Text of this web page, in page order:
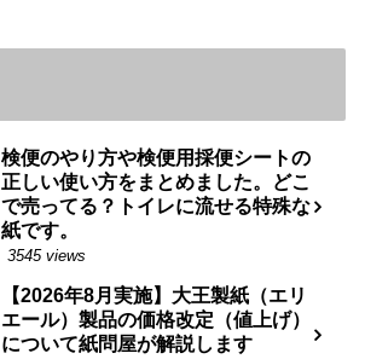
検便のやり方や検便用採便シートの
正しい使い方をまとめました。どこ
で売ってる？トイレに流せる特殊な
紙です。
3545 views
【2026年8月実施】大王製紙（エリ
エール）製品の価格改定（値上げ）
について紙問屋が解説します